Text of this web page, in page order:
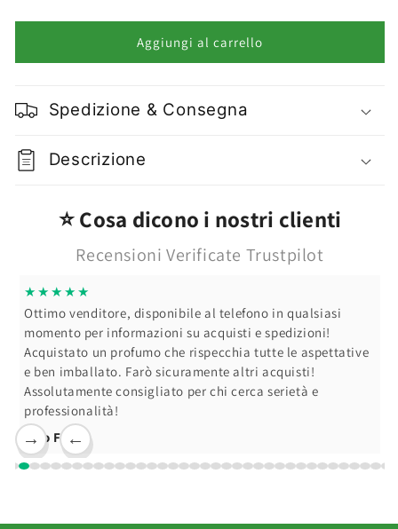
quantità
per
Barocco
Bagnoschiuma
400
quantità
per
Rocco
Barocco
Bagnoschiuma
400
Aggiungi al carrello
Spedizione & Consegna
Descrizione
⭐ Cosa dicono i nostri clienti
Recensioni Verificate Trustpilot
←
→
★★★★★
Ottimo venditore, disponibile al telefono in qualsiasi
momento per informazioni su acquisti e spedizioni!
Acquistato un profumo che rispecchia tutte le aspettative
e ben imballato. Farò sicuramente altri acquisti!
Assolutamente consigliato per chi cerca serietà e
professionalità!
Ciro F.